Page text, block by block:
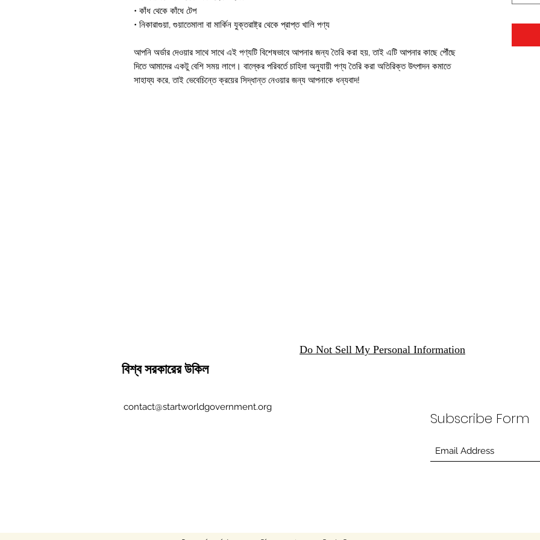
• কাঁধ থেকে কাঁধে টেপ
• নিকারাগুয়া, গুয়াতেমালা বা মার্কিন যুক্তরাষ্ট্র থেকে প্রাপ্ত খালি পণ্য
আপনি অর্ডার দেওয়ার সাথে সাথে এই পণ্যটি বিশেষভাবে আপনার জন্য তৈরি করা হয়, তাই এটি আপনার কাছে পৌঁছে
দিতে আমাদের একটু বেশি সময় লাগে। বাল্কের পরিবর্তে চাহিদা অনুযায়ী পণ্য তৈরি করা অতিরিক্ত উৎপাদন কমাতে
সাহায্য করে, তাই ভেবেচিন্তে ক্রয়ের সিদ্ধান্ত নেওয়ার জন্য আপনাকে ধন্যবাদ!
Do Not Sell My Personal Information
বিশ্ব সরকারের উকিল
contact@startworldgovernment.org
Subscribe Form